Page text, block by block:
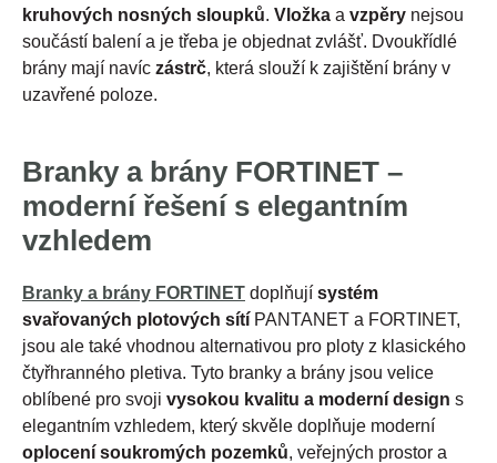
kruhových nosných sloupků. Vložka a vzpěry nejsou
součástí balení a je třeba je objednat zvlášť. Dvoukřídlé
brány mají navíc zástrč, která slouží k zajištění brány v
uzavřené poloze.
Branky a brány FORTINET –
moderní řešení s elegantním
vzhledem
Branky a brány FORTINET doplňují systém
svařovaných plotových sítí PANTANET a FORTINET,
jsou ale také vhodnou alternativou pro ploty z klasického
čtyřhranného pletiva. Tyto branky a brány jsou velice
oblíbené pro svoji vysokou kvalitu a moderní design s
elegantním vzhledem, který skvěle doplňuje moderní
oplocení soukromých pozemků, veřejných prostor a